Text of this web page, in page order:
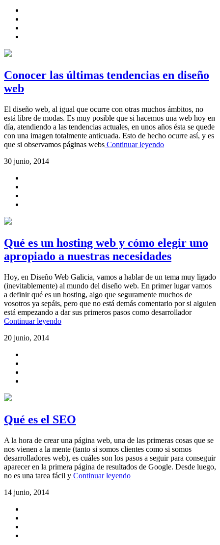
Conocer las últimas tendencias en diseño
web
El diseño web, al igual que ocurre con otras muchos ámbitos, no
está libre de modas. Es muy posible que si hacemos una web hoy en
día, atendiendo a las tendencias actuales, en unos años ésta se quede
con una imagen totalmente anticuada. Esto de hecho ocurre así, y es
que si observamos páginas webs Continuar leyendo
30 junio, 2014
Qué es un hosting web y cómo elegir uno
apropiado a nuestras necesidades
Hoy, en Diseño Web Galicia, vamos a hablar de un tema muy ligado
(inevitablemente) al mundo del diseño web. En primer lugar vamos
a definir qué es un hosting, algo que seguramente muchos de
vosotros ya sepáis, pero que no está demás comentarlo por si alguien
está empezando a dar sus primeros pasos como desarrollador
Continuar leyendo
20 junio, 2014
Qué es el SEO
A la hora de crear una página web, una de las primeras cosas que se
nos vienen a la mente (tanto si somos clientes como si somos
desarrolladores web), es cuáles son los pasos a seguir para conseguir
aparecer en la primera página de resultados de Google. Desde luego,
no es una tarea fácil y Continuar leyendo
14 junio, 2014